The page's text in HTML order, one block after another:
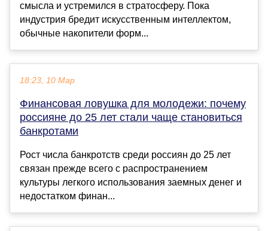
смысла и устремился в стратосферу. Пока
индустрия бредит искусственным интеллектом,
обычные накопители форм...
18:23, 10 Мар
Финансовая ловушка для молодежи: почему
россияне до 25 лет стали чаще становиться
банкротами
Рост числа банкротств среди россиян до 25 лет
связан прежде всего с распространением
культуры легкого использования заемных денег и
недостатком финан...